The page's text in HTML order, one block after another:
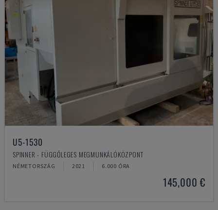
U5-1530
SPINNER - FÜGGŐLEGES MEGMUNKÁLÓKÖZPONT
NÉMETORSZÁG 2021 6.000 ÓRA
145,000 €